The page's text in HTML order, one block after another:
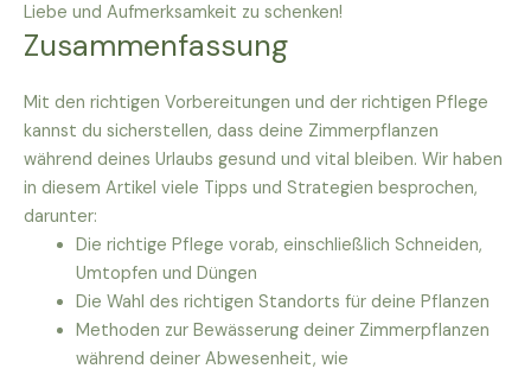
Liebe und Aufmerksamkeit zu schenken!
Zusammenfassung
Mit den richtigen Vorbereitungen und der richtigen Pflege
kannst du sicherstellen, dass deine Zimmerpflanzen
während deines Urlaubs gesund und vital bleiben. Wir haben
in diesem Artikel viele Tipps und Strategien besprochen,
darunter:
Die richtige Pflege vorab, einschließlich Schneiden,
Umtopfen und Düngen
Die Wahl des richtigen Standorts für deine Pflanzen
Methoden zur Bewässerung deiner Zimmerpflanzen
während deiner Abwesenheit, wie